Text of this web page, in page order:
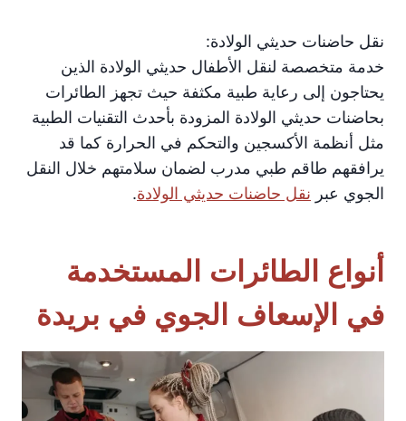
نقل حاضنات حديثي الولادة:
خدمة متخصصة لنقل الأطفال حديثي الولادة الذين
يحتاجون إلى رعاية طبية مكثفة حيث تجهز الطائرات
بحاضنات حديثي الولادة المزودة بأحدث التقنيات الطبية
مثل أنظمة الأكسجين والتحكم في الحرارة كما قد
يرافقهم طاقم طبي مدرب لضمان سلامتهم خلال النقل
الجوي عبر نقل حاضنات حديثي الولادة.
أنواع الطائرات المستخدمة
في الإسعاف الجوي في بريدة